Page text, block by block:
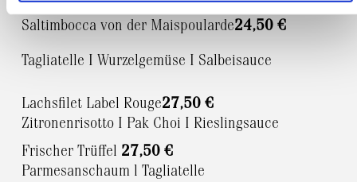
Saltimbocca von der Maispoularde24,50 €
Tagliatelle I Wurzelgemüse I Salbeisauce
Lachsfilet Label Rouge27,50 €
Zitronenrisotto I Pak Choi I Rieslingsauce
Frischer Trüffel 27,50 €
Parmesanschaum l Tagliatelle